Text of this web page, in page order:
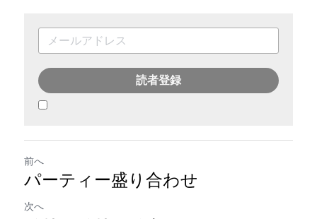
読者登録
前へ
パーティー盛り合わせ
次へ